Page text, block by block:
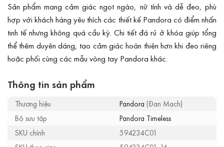
Sản phẩm mang cảm giác ngọt ngào, nữ tính và dễ đeo, phù
hợp với khách hàng yêu thích các thiết kế Pandora có điểm nhấn
tinh tế nhưng không quá cầu kỳ. Chi tiết đá rủ ở khóa giúp tổng
thể thêm duyên dáng, tạo cảm giác hoàn thiện hơn khi đeo riêng
hoặc phối cùng các mẫu vòng tay Pandora khác.
Thông tin sản phẩm
Thương hiệu Pandora (Đan Mạch)
Bộ sưu tập
Pandora Timeless
SKU chính
594234C01